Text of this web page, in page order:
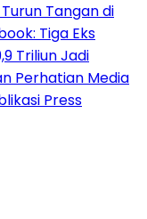
Tangan di
Tiga Eks
Triliun Jadi
Perhatian Media
Press